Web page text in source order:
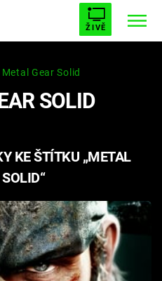
ŽIVĚ
PŘEMOŽITELKA UPÍRŮ
5
Metal Gear Solid
SOLID
KE ŠTÍTKU „METAL